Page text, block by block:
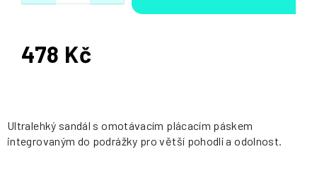
478 Kč
Měrná
Ultralehký sandál s omotávacím plácacím páskem
integrovaným do podrážky pro větší pohodlí a odolnost.